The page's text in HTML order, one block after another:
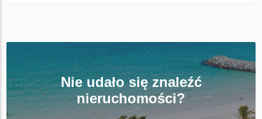
Nie udało się znaleźć
nieruchomości?